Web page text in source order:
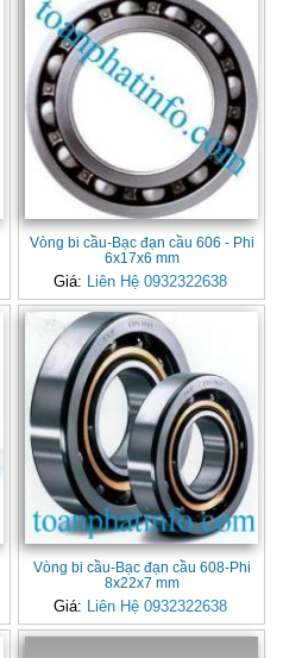
Vòng bi cầu-Bạc đạn cầu 606 - Phi
6x17x6 mm
Giá: Liên Hệ 0932322638
Vòng bi cầu-Bạc đạn cầu 608-Phi
8x22x7 mm
Giá: Liên Hệ 0932322638